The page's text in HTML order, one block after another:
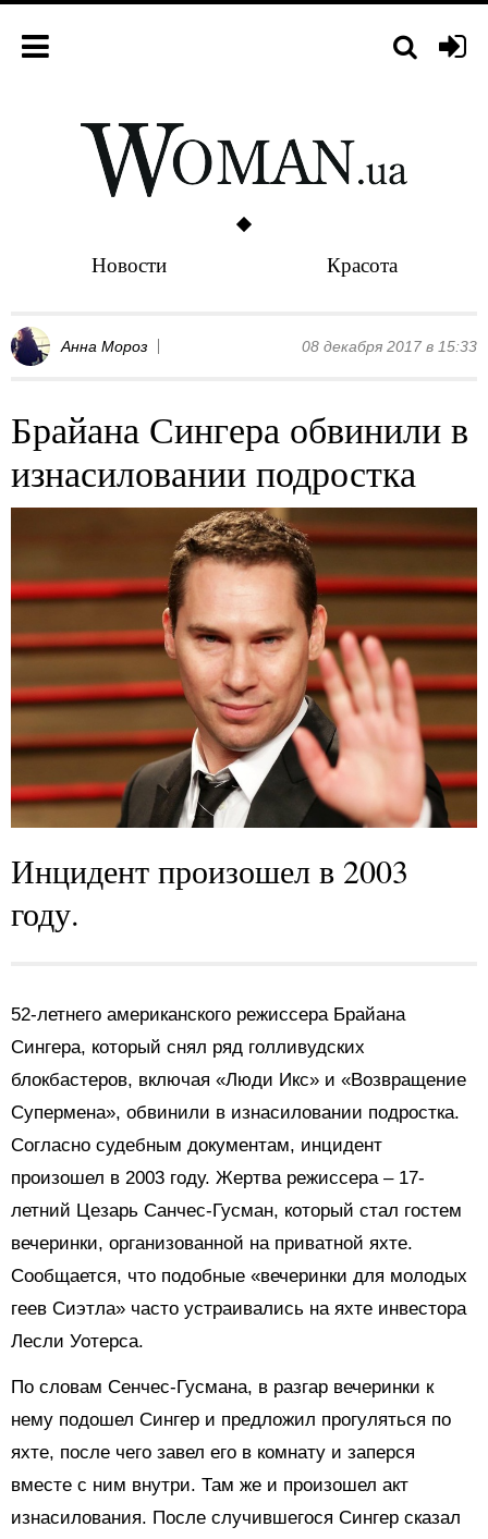
Новости Красота
Анна Мороз 08 декабря 2017 в 15:33
Брайана Сингера обвинили в
изнасиловании подростка
Инцидент произошел в 2003
году.
52-летнего американского режиссера Брайана
Сингера, который снял ряд голливудских
блокбастеров, включая «Люди Икс» и «Возвращение
Супермена», обвинили в изнасиловании подростка.
Согласно судебным документам, инцидент
произошел в 2003 году. Жертва режиссера – 17-
летний Цезарь Санчес-Гусман, который стал гостем
вечеринки, организованной на приватной яхте.
Сообщается, что подобные «вечеринки для молодых
геев Сиэтла» часто устраивались на яхте инвестора
Лесли Уотерса.
По словам Сенчес-Гусмана, в разгар вечеринки к
нему подошел Сингер и предложил прогуляться по
яхте, после чего завел его в комнату и заперся
вместе с ним внутри. Там же и произошел акт
изнасилования. После случившегося Сингер сказал